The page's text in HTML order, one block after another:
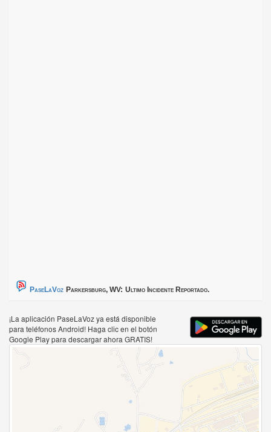
PaseLaVoz Parkersburg, WV: Ultimo Incidente Reportado.
¡La aplicación PaseLaVoz ya está disponible
para teléfonos Android! Haga clic en el botón
Google Play para descargar ahora GRATIS!